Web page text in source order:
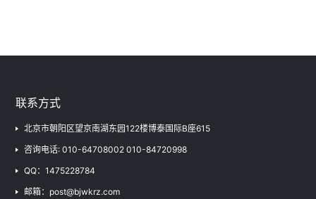
联系方式
北京市朝阳区望京南湖东园122楼博泰国际B座615
咨询电话: 010-64708002 010-84720998
QQ：1475228784
邮箱：post@bjwkrz.com